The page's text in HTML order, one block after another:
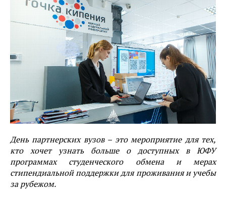
День партнерских вузов – это мероприятие для тех,
кто хочет узнать больше о доступных в ЮФУ
программах студенческого обмена и мерах
стипендиальной поддержки для проживания и учебы
за рубежом.